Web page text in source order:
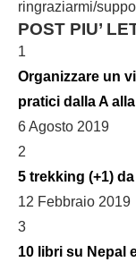
ringraziarmi/
POST PIU’
1
Organizzare un
pratici dalla A
6 Agosto 2019
2
5 trekking (+1)
12 Febbraio 2019
3
10 libri su Nepal